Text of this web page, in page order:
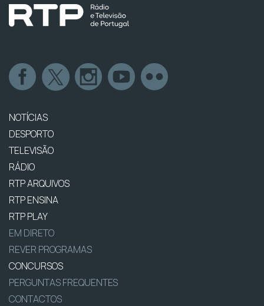
NOTÍCIAS
DESPORTO
TELEVISÃO
RÁDIO
RTP ARQUIVOS
RTP ENSINA
RTP PLAY
EM DIRETO
REVER PROGRAMAS
CONCURSOS
PERGUNTAS FREQUENTES
CONTACTOS